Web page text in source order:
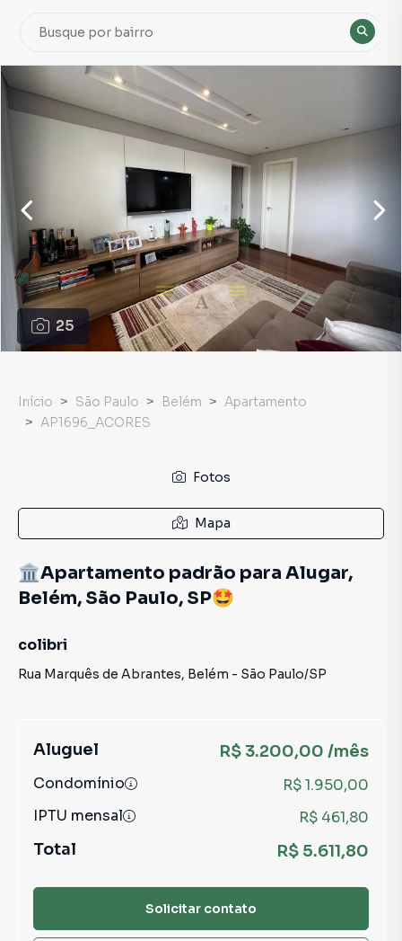
25
Início São Paulo Belém
Apartamento
AP1696_ACORES
Fotos
Mapa
🏛️Apartamento padrão para Alugar,
Belém, São Paulo, SP🤩
colibri
Rua Marquês de Abrantes, Belém - São Paulo/SP
Aluguel R$ 3.200,00 /mês
Condomínio
R$ 1.950,00
IPTU mensal
R$ 461,80
Total R$ 5.611,80
Solicitar contato